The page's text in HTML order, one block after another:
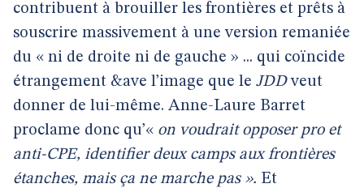
contribuent à brouiller les frontières et prêts à
souscrire massivement à une version remaniée
du « ni de droite ni de gauche » ... qui coïncide
étrangement &ave l’image que le JDDveut
donner de lui-même. Anne-Laure Barret
proclame donc qu’« on voudrait opposer pro et
anti-CPE, identifier deux camps aux frontières
étanches, mais ça ne marche pas ». Et